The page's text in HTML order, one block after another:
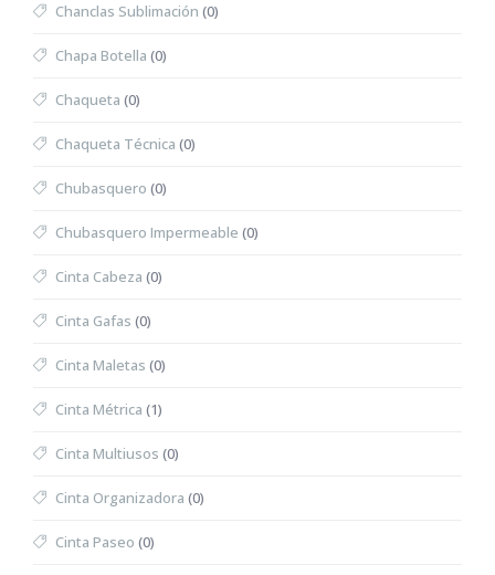
Chanclas Sublimación (0)
Chapa Botella (0)
Chaqueta (0)
Chaqueta Técnica (0)
Chubasquero (0)
Chubasquero Impermeable (0)
Cinta Cabeza (0)
Cinta Gafas (0)
Cinta Maletas (0)
Cinta Métrica (1)
Cinta Multiusos (0)
Cinta Organizadora (0)
Cinta Paseo (0)